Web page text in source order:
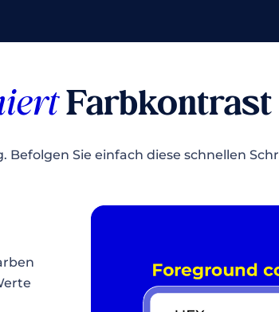
Farbkontrast
Sie einfach diese schnellen